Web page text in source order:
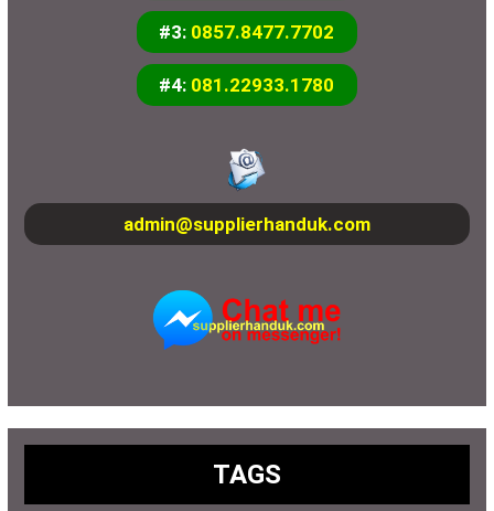
#3: 0857.8477.7702
#4: 081.22933.1780
admin@supplierhanduk.com
TAGS